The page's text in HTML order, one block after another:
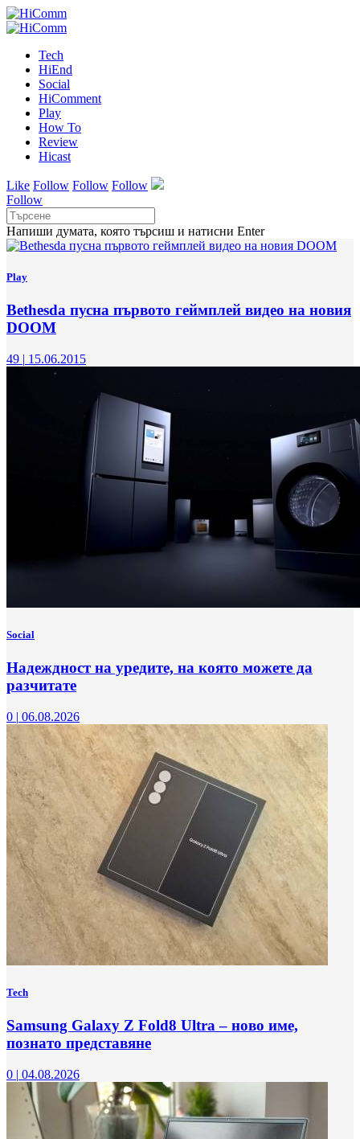
Tech
HiEnd
Social
HiComment
Play
How To
Review
Hicast
Like Follow Follow Follow
Follow
Напиши думата, която търсиш и натисни Enter
Play
Bethesda пусна първото геймплей видео на новия
DOOM
49 | 15.06.2015
Social
Надеждност на уредите, на която можете да
разчитате
0 | 06.08.2026
Tech
Samsung Galaxy Z Fold8 Ultra – ново име,
познато представяне
0 | 04.08.2026